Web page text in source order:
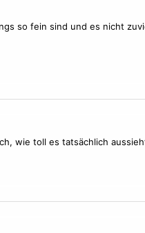
so fein sind und es nicht
wie toll es tatsächlich